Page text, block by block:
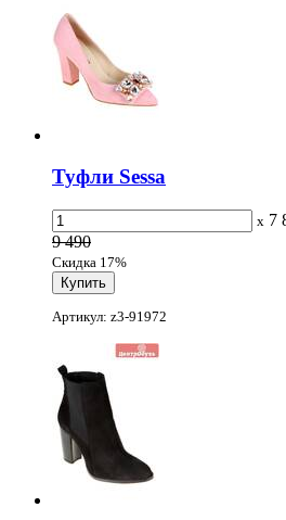
Туфли Sessa
x 7
9 490
Скидка 17%
Артикул: z3-91972